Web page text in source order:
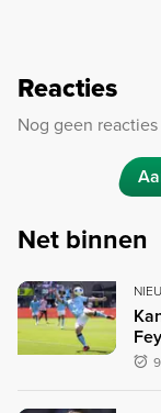
Reacties
Nog geen reacties
Net binnen